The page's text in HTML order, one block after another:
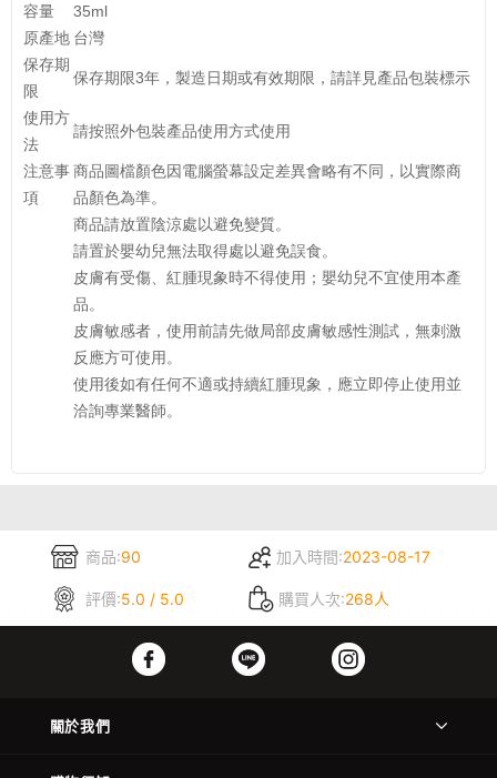
容量
35ml
原產地 台灣
保存期
限
保存期限3年，製造日期或有效期限，請詳見產品包裝標示
使用方
法
請按照外包裝產品使用方式使用
注意事
項
商品圖檔顏色因電腦螢幕設定差異會略有不同，以實際商
品顏色為準。
商品請放置陰涼處以避免變質。
請置於嬰幼兒無法取得處以避免誤食。
皮膚有受傷、紅腫現象時不得使用；嬰幼兒不宜使用本產
品。
皮膚敏感者，使用前請先做局部皮膚敏感性測試，無刺激
反應方可使用。
使用後如有任何不適或持續紅腫現象，應立即停止使用並
洽詢專業醫師。
商品:90 加入時間:2023-08-17
評價:5.0 / 5.0 購買人次:268人
關於我們